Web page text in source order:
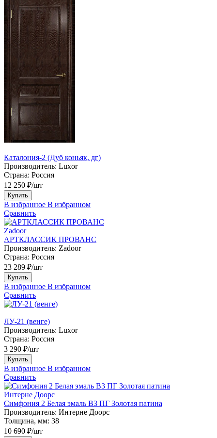
Каталония-2 (Дуб коньяк, дг)
Производитель: Luxor
Страна: Россия
12 250 ₽/шт
Купить
В избранное В избранном
Сравнить
Zadoor
АРТКЛАССИК ПРОВАНС
Производитель: Zadoor
Страна: Россия
23 289 ₽/шт
Купить
В избранное В избранном
Сравнить
ЛУ-21 (венге)
Производитель: Luxor
Страна: Россия
3 290 ₽/шт
Купить
В избранное В избранном
Сравнить
Интерне Доорс
Симфония 2 Белая эмаль В3 ПГ Золотая патина
Производитель: Интерне Доорс
Толщина, мм: 38
10 690 ₽/шт